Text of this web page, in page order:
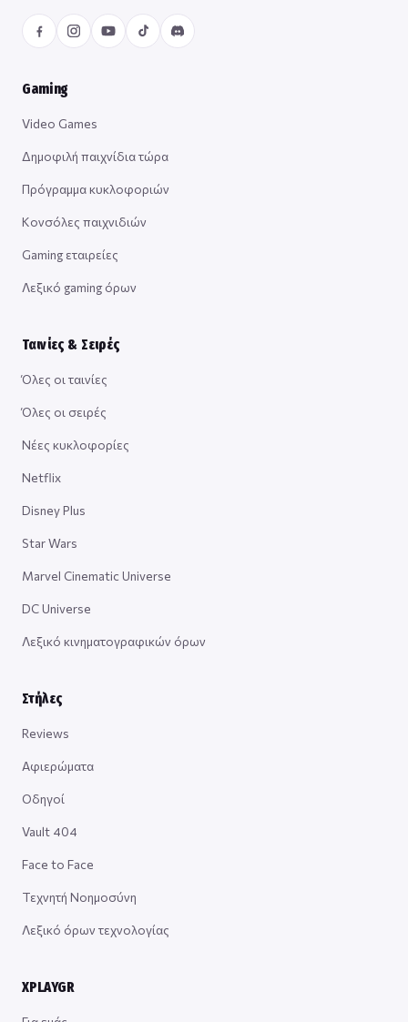
Gaming
Video Games
Δημοφιλή παιχνίδια τώρα
Πρόγραμμα κυκλοφοριών
Κονσόλες παιχνιδιών
Gaming εταιρείες
Λεξικό gaming όρων
Ταινίες & Σειρές
Όλες οι ταινίες
Όλες οι σειρές
Νέες κυκλοφορίες
Netflix
Disney Plus
Star Wars
Marvel Cinematic Universe
DC Universe
Λεξικό κινηματογραφικών όρων
Στήλες
Reviews
Αφιερώματα
Οδηγοί
Vault 404
Face to Face
Τεχνητή Νοημοσύνη
Λεξικό όρων τεχνολογίας
XPLAYGR